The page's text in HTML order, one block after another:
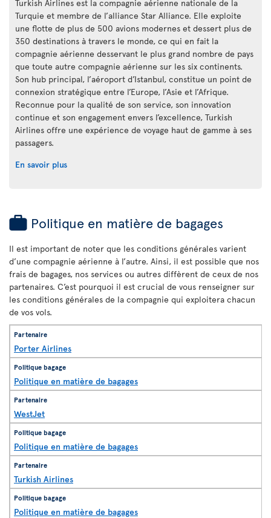
Turkish Airlines est la compagnie aérienne nationale de la
Turquie et membre de l’alliance Star Alliance. Elle exploite
une flotte de plus de 500 avions modernes et dessert plus de
350 destinations à travers le monde, ce qui en fait la
compagnie aérienne desservant le plus grand nombre de pays
que toute autre compagnie aérienne sur les six continents.
Son hub principal, l’aéroport d’Istanbul, constitue un point de
connexion stratégique entre l’Europe, l’Asie et l’Afrique.
Reconnue pour la qualité de son service, son innovation
continue et son engagement envers l’excellence, Turkish
Airlines offre une expérience de voyage haut de gamme à ses
passagers.
En savoir plus
Politique en matière de bagages
Il est important de noter que les conditions générales varient
d’une compagnie aérienne à l’autre. Ainsi, il est possible que nos
frais de bagages, nos services ou autres diffèrent de ceux de nos
partenaires. C’est pourquoi il est crucial de vous renseigner sur
les conditions générales de la compagnie qui exploitera chacun
de vos vols.
Porter Airlines
Politique en matière de bagages
WestJet
Politique en matière de bagages
Turkish Airlines
Politique en matière de bagages